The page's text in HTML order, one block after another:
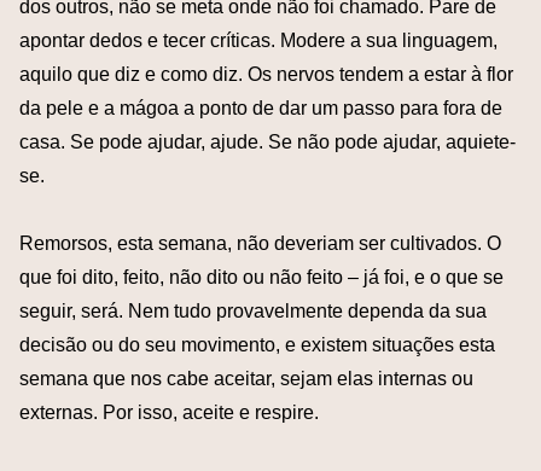
dos outros, não se meta onde não foi chamado. Pare de
apontar dedos e tecer críticas. Modere a sua linguagem,
aquilo que diz e como diz. Os nervos tendem a estar à flor
da pele e a mágoa a ponto de dar um passo para fora de
casa. Se pode ajudar, ajude. Se não pode ajudar, aquiete-
se.
Remorsos, esta semana, não deveriam ser cultivados. O
que foi dito, feito, não dito ou não feito – já foi, e o que se
seguir, será. Nem tudo provavelmente dependa da sua
decisão ou do seu movimento, e existem situações esta
semana que nos cabe aceitar, sejam elas internas ou
externas. Por isso, aceite e respire.